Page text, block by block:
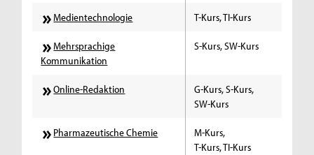
Medientechnologie T-Kurs, TI-Kurs
Mehrsprachige
Kommunikation
S-Kurs, SW-Kurs
Online-Redaktion
G-Kurs, S-Kurs,
SW-Kurs
Pharmazeutische Chemie
M-Kurs,
T-Kurs, TI-Kurs